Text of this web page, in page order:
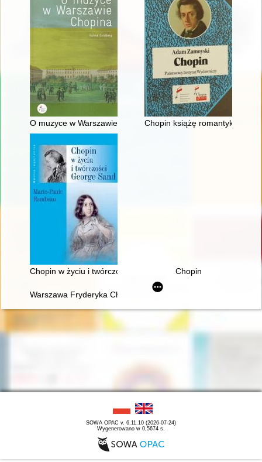
O muzyce w Warszawie ChopinaChopin książę romantyków
Chopin w życiu i twórczości George SandChopin
Warszawa Fryderyka Chopina
SOWA OPAC v. 6.11.10 (2026-07-24)
Wygenerowano w 0,5674 s.